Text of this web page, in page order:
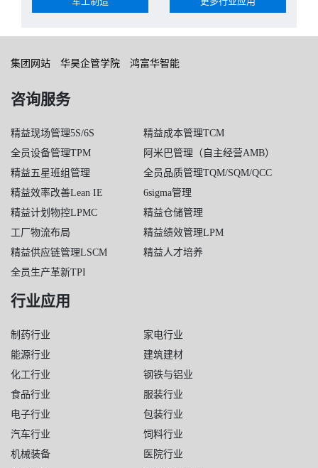
集团网站 华昊企管学院 鸿富华智能
咨询服务
精益现场管理5S/6S
全员设备管理TPM
精益五星班组管理
精益效率改善Lean IE
精益计划物控LPMC
工厂物流布局
精益供应链管理LSCM
全员生产革新TPI
精益成本管理TCM
阿米巴管理（自主经营AMB）
全员品质管理TQM/SQM/QCC
6sigma管理
精益仓储管理
精益绩效管理LPM
精益人才培养
行业应用
制药行业
能源行业
化工行业
食品行业
电子行业
汽车行业
机械装备
家电行业
建筑建材
钢铁与铝业
服装行业
包装行业
饲料行业
医院行业